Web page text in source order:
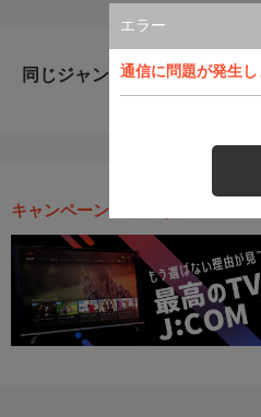
エラー
通信に問題が発生
同じジャンルのおすすめ番組
キャンペーン・お得な情報